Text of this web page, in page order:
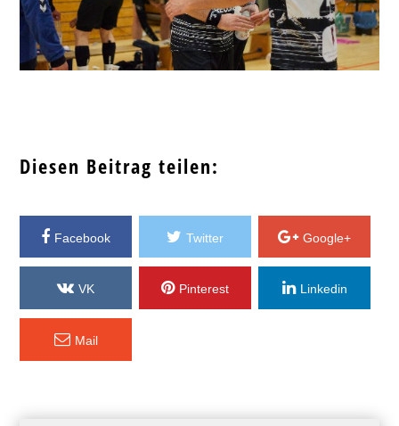
Diesen Beitrag teilen:
Facebook Twitter Google+
VK Pinterest Linkedin
Mail